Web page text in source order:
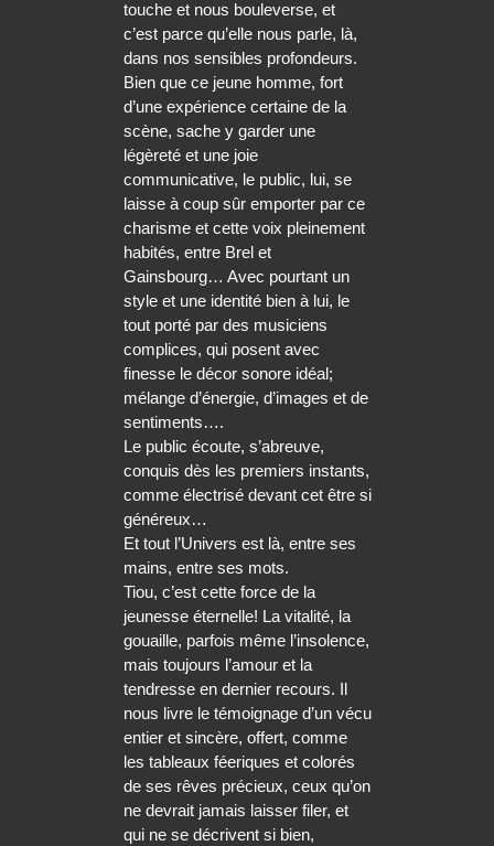
touche et nous bouleverse, et
c’est parce qu’elle nous parle, là,
dans nos sensibles profondeurs.
Bien que ce jeune homme, fort
d’une expérience certaine de la
scène, sache y garder une
légèreté et une joie
communicative, le public, lui, se
laisse à coup sûr emporter par ce
charisme et cette voix pleinement
habités, entre Brel et
Gainsbourg… Avec pourtant un
style et une identité bien à lui, le
tout porté par des musiciens
complices, qui posent avec
finesse le décor sonore idéal;
mélange d’énergie, d’images et de
sentiments….
Le public écoute, s’abreuve,
conquis dès les premiers instants,
comme électrisé devant cet être si
généreux…
Et tout l’Univers est là, entre ses
mains, entre ses mots.
Tiou, c’est cette force de la
jeunesse éternelle! La vitalité, la
gouaille, parfois même l’insolence,
mais toujours l’amour et la
tendresse en dernier recours. Il
nous livre le témoignage d’un vécu
entier et sincère, offert, comme
les tableaux féeriques et colorés
de ses rêves précieux, ceux qu’on
ne devrait jamais laisser filer, et
qui ne se décrivent si bien,